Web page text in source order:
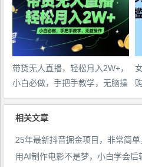
带货无人直播，轻松月入2W+，
小白必做，手把手教学，无脑操
作(附学习资料)
相关文章